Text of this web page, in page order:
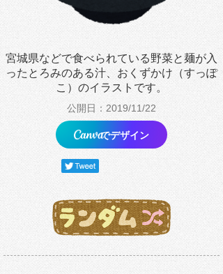
宮城県などで食べられている野菜と麺が入
ったとろみのある汁、おくずかけ（すっぽ
こ）のイラストです。
公開日：2019/11/22
でデザイン